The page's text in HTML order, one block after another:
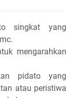
singkat yang
mengarahkan
pidato yang
atau peristiwa